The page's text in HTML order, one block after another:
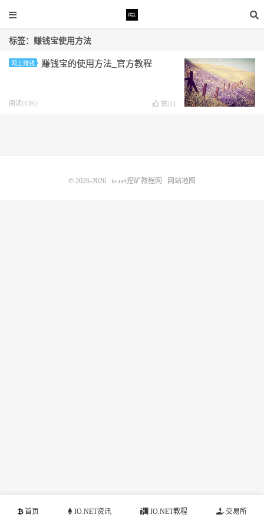
标签：赚钱宝使用方法
网上赚钱 赚钱宝的使用方法_官方教程
阅读(139) 赞(1 )
首页 IO.NET资讯 IO.NET教程 交易所
© 2026-2026 io.net挖矿教程网 网站地图